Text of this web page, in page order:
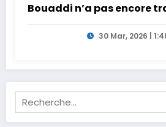
Bouaddi n’a pas encore
la France et le Maroc
30 Mar, 2026 |